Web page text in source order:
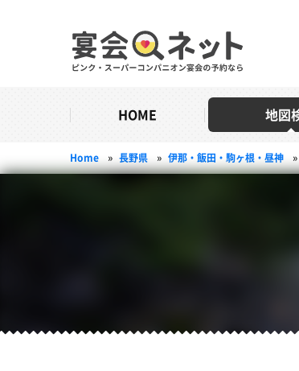
HOME 地図
Home » 長野県 » 伊那・飯田・駒ヶ根・昼神 »